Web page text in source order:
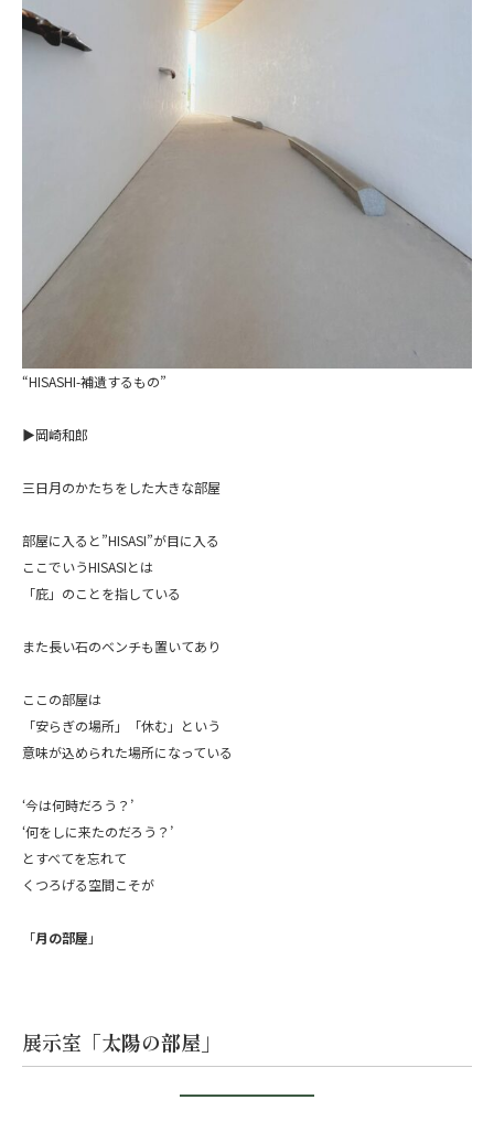
“HISASHI-補遺するもの”
▶岡崎和郎
三日月のかたちをした大きな部屋
部屋に入ると”HISASI”が目に入る
ここでいうHISASIとは
「庇」のことを指している
また長い石のベンチも置いてあり
ここの部屋は
「安らぎの場所」「休む」という
意味が込められた場所になっている
‘今は何時だろう？’
‘何をしに来たのだろう？’
とすべてを忘れて
くつろげる空間こそが
「月の部屋 」
展示室 「太陽の部屋」